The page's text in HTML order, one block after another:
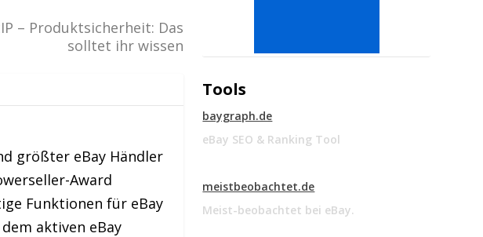
– Produktsicherheit: Das
solltet ihr wissen
größter eBay Händler
Award
Funktionen für eBay
aktiven eBay
Tools
baygraph.de
eBay SEO & Ranking Tool
meistbeobachtet.de
Meist-beobachtet bei eBay.